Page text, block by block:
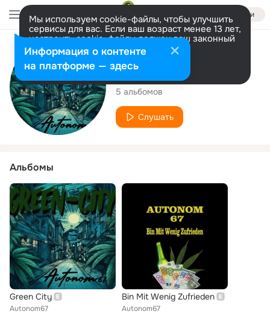
Войти
Мы используем cookie-файлы, чтобы улучшить
сервисы для вас. Если ваш возраст менее 13 лет,
настроить cookie-файлы должен ваш законный
представитель. Больше информации
Разрешить все Настроить
Исполнитель
Autonom67
5 альбомов
Слушать
Альбомы
Green City
Autonom67
Bin Mit Wenig Zufrieden
Autonom67
Информация о контенте
на платформе — здесь